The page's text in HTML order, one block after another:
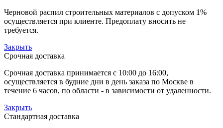
Черновой распил строительных материалов с допуском 1%
осуществляется при клиенте. Предоплату вносить не
требуется.
Закрыть
Срочная доставка
Срочная доставка принимается с 10:00 до 16:00,
осуществляется в будние дни в день заказа по Москве в
течение 6 часов, по области - в зависимости от удаленности.
Закрыть
Стандартная доставка